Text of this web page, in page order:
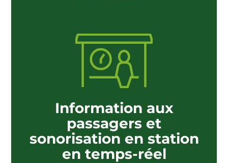
Information aux
passagers et
sonorisation en station
en temps-réel